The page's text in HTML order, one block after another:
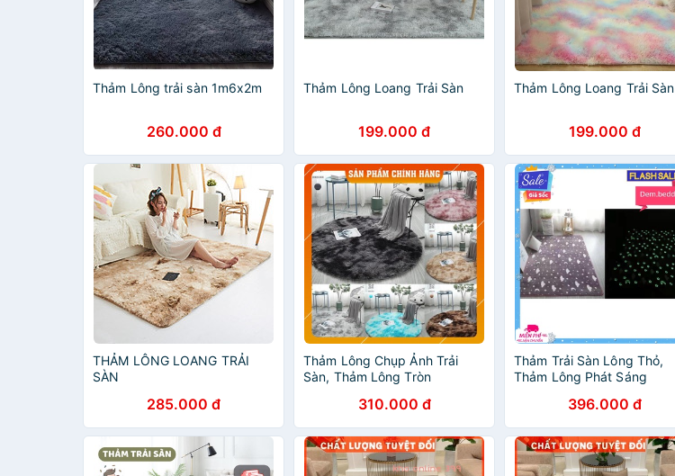
Thảm Lông trải sàn 1m6x2m
260.000 đ
Thảm Lông Loang Trải Sàn
199.000 đ
Thảm Lông Loang Trải Sàn
199.000 đ
THẢM LÔNG LOANG TRẢI
SÀN
285.000 đ
Thảm Lông Chụp Ảnh Trải
Sàn, Thảm Lông Tròn
310.000 đ
Thảm Trải Sàn Lông Thỏ,
Thảm Lông Phát Sáng
396.000 đ